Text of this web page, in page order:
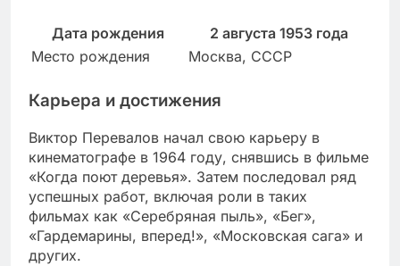
Дата рождения
2 августа 1953 года
Место рождения
Москва, СССР
Карьера и достижения
Виктор Перевалов начал свою карьеру в
кинематографе в 1964 году, снявшись в фильме
«Когда поют деревья». Затем последовал ряд
успешных работ, включая роли в таких
фильмах как «Серебряная пыль», «Бег»,
«Гардемарины, вперед!», «Московская сага» и
других.